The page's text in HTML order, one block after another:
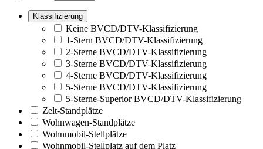
Klassifizierung
Keine BVCD/DTV-Klassifizierung
1-Stern BVCD/DTV-Klassifizierung
2-Sterne BVCD/DTV-Klassifizierung
3-Sterne BVCD/DTV-Klassifizierung
4-Sterne BVCD/DTV-Klassifizierung
5-Sterne BVCD/DTV-Klassifizierung
5-Sterne-Superior BVCD/DTV-Klassifizierung
Zelt-Standplätze
Wohnwagen-Standplätze
Wohnmobil-Stellplätze
Wohnmobil-Stellplatz auf dem Platz